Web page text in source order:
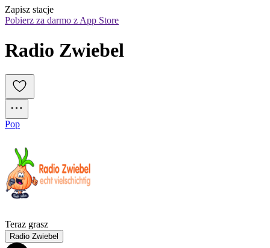
Zapisz stacje
Pobierz za darmo z App Store
Radio Zwiebel
Pop
Teraz grasz
Radio Zwiebel